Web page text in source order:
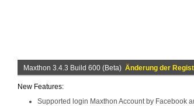
Maxthon 3.4.3 Build 600 (Beta) Änderung der
New Features:
Supported login Maxthon Account by Facebook